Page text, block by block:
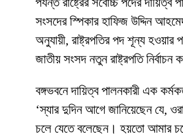
সংসদের স্পিকার হাফিজ উদ্দিন
অনুযায়ী, রাষ্ট্রপতির পদ শূন্য হওয়ার
জাতীয় সংসদ নতুন রাষ্ট্রপতি নির্বাচন
বঙ্গভবনে দায়িত্ব পালনকারী এক
‘স্যার দুদিন আগে জানিয়েছেন যে,
চলে যেতে বলেছেন। হয়তো আমার